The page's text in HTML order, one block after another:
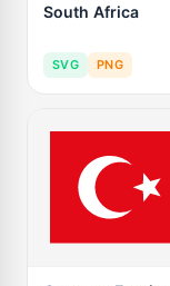
South Africa
SVG PNG